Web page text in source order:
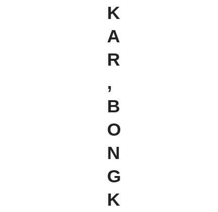
K
A
R
,
B
O
N
G
K